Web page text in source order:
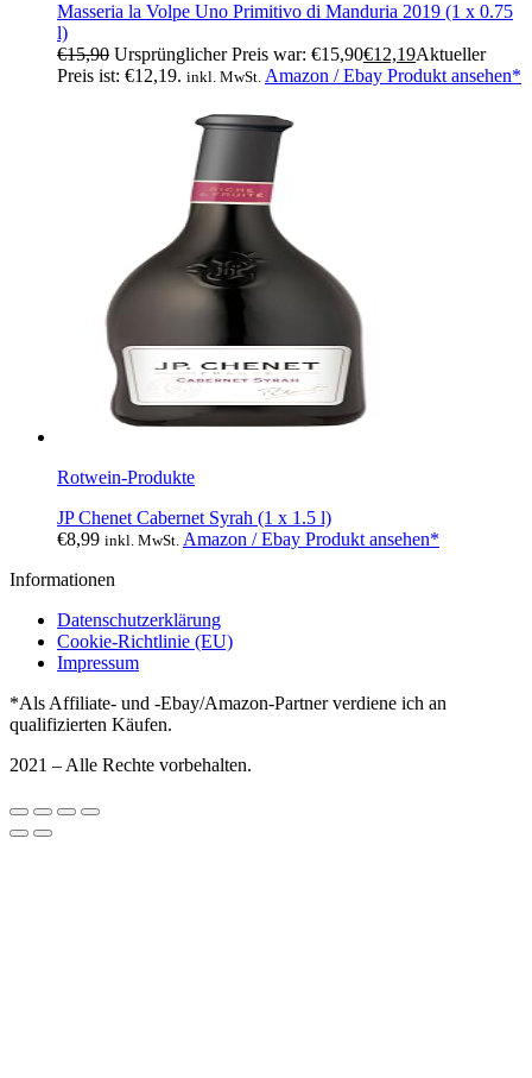
Masseria la Volpe Uno Primitivo di Manduria 2019 (1 x 0.75
l)
€15,90 Ursprünglicher Preis war: €15,90€12,19Aktueller
Preis ist: €12,19. inkl. MwSt. Amazon / Ebay Produkt ansehen*
Rotwein-Produkte
JP Chenet Cabernet Syrah (1 x 1.5 l)
€8,99 inkl. MwSt. Amazon / Ebay Produkt ansehen*
Informationen
Datenschutzerklärung
Cookie-Richtlinie (EU)
Impressum
*Als Affiliate- und -Ebay/Amazon-Partner verdiene ich an
qualifizierten Käufen.
2021 – Alle Rechte vorbehalten.